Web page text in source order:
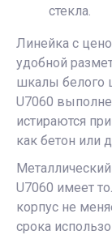
стекла.
Линейка с
удобной
шкалы белого
U7060
истираются
как бетон или
Металлический
U7060 имеет
корпус не
срока